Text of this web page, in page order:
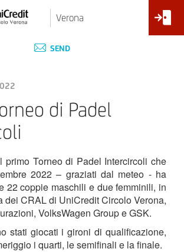
Verona
SEND
di Padel
primo Torneo di Padel Intercircoli che
2022 – graziati dal meteo - ha
22 coppie maschili e due femminili, in
dei CRAL di UniCredit Circolo Verona,
VolksWagen Group e GSK.
stati giocati i gironi di qualificazione,
i quarti, le semifinali e la finale.